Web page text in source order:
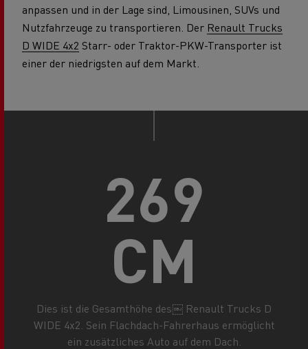
anpassen und in der Lage sind, Limousinen, SUVs und
Nutzfahrzeuge zu transportieren. Der Renault Trucks
D WIDE 4x2 Starr- oder Traktor-PKW-Transporter ist
einer der niedrigsten auf dem Markt.
269
CM
Dies ist die Gesamthöhe des￼ Renault Trucks D
WIDE 4x2. Sein Flachdach-Fahrerhaus ermöglicht
ein zusätzliches Auto auf dem Dach.